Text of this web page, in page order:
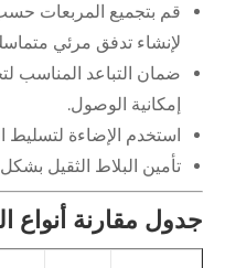
قم بتجميع المربعات حسب
لإنشاء تدفق مرئي متماسك.
ضمان التباعد المناسب
إمكانية الوصول.
استخدم الإضاءة لتسليط
تأمين البلاط الثقيل بشكل
مقارنة أنواع